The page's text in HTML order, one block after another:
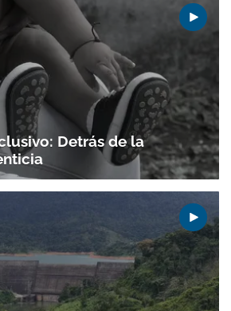
Detrás de la